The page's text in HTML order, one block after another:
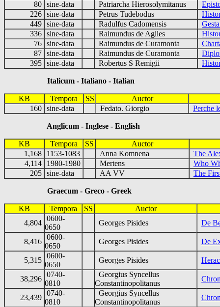
80 sine-data Patriarcha Hierosolymitanus
226 sine-data Petrus Tudebodus
449 sine-data Radulfus Cadomensis
336 sine-data Raimundus de Agiles
76 sine-data Raimundus de Curamonta
87 sine-data Raimundus de Curamonta
395 sine-data Robertus S Remigii
Italicum - Italiano - Italian
KB Tempora SS
Auctor
160 sine-data Fedato. Giorgio Perche
Anglicum - Inglese - English
KB Tempora SS
Auctor
1,168
1153-1083 Anna Komnena
The
4,114
1980-1980 Mertens
Who
205 sine-data AA VV The
Graecum - Greco - Greek
KB Tempora SS
Auctor
4,804
0600-
0650
Georges Pisides De
8,416
0600-
0650
Georges Pisides De
5,315
0600-
0650
Georges Pisides
38,296
0740-
0810
Georgius Syncellus
Constantinopolitanus
23,439
0740-
0810
Georgius Syncellus
Constantinopolitanus